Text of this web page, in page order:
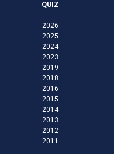
QUIZ
2026
2025
2024
2023
2019
2018
2016
2015
2014
2013
2012
2011